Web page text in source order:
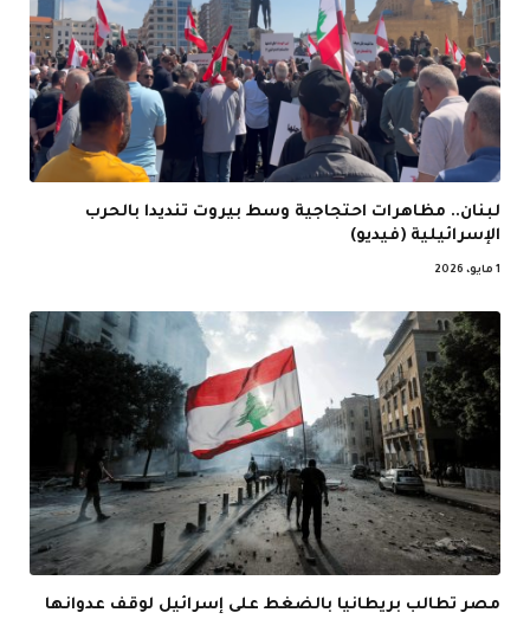
لبنان.. مظاهرات احتجاجية وسط بيروت تنديدا بالحرب
الإسرائيلية (فيديو)
1 مايو، 2026
مصر تطالب بريطانيا بالضغط على إسرائيل لوقف عدوانها